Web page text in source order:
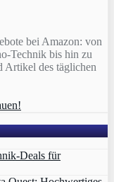
bei Amazon: von
Technik bis hin zu
Artikel des täglichen
Deals für